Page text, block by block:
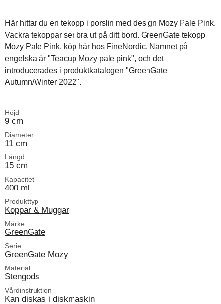
Här hittar du en tekopp i porslin med design Mozy Pale Pink.
Vackra tekoppar ser bra ut på ditt bord. GreenGate tekopp
Mozy Pale Pink, köp här hos FineNordic. Namnet på
engelska är "Teacup Mozy pale pink", och det
introducerades i produktkatalogen "GreenGate
Autumn/Winter 2022".
Höjd
9 cm
Diameter
11 cm
Längd
15 cm
Kapacitet
400 ml
Produkttyp
Koppar & Muggar
Märke
GreenGate
Serie
GreenGate Mozy
Material
Stengods
Vårdinstruktion
Kan diskas i diskmaskin